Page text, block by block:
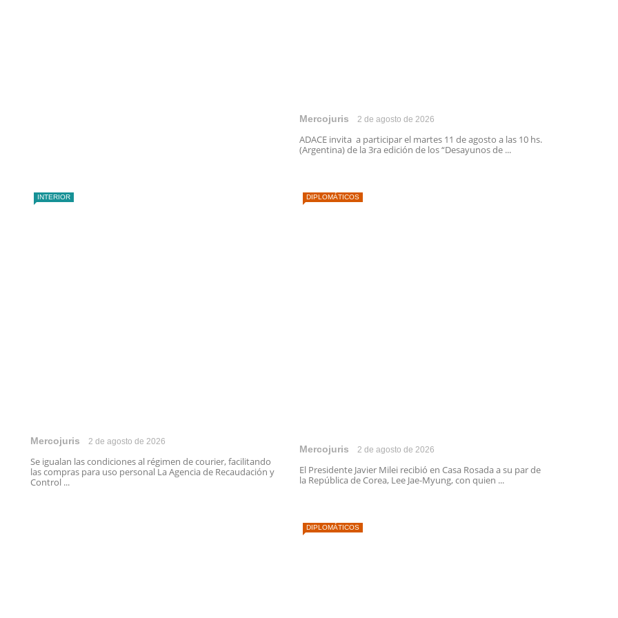
Mercojuris 2 de agosto de 2026
ADACE invita a participar el martes 11 de agosto a las 10 hs.
(Argentina) de la 3ra edición de los “Desayunos de ...
INTERIOR
Mercojuris 2 de agosto de 2026
Se igualan las condiciones al régimen de courier, facilitando
las compras para uso personal La Agencia de Recaudación y
Control ...
DIPLOMÁTICOS
Mercojuris 2 de agosto de 2026
El Presidente Javier Milei recibió en Casa Rosada a su par de
la República de Corea, Lee Jae-Myung, con quien ...
DIPLOMÁTICOS